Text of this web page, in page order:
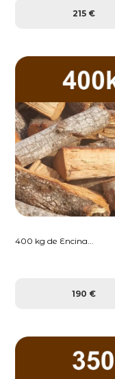
215 €
400 kg de Encina...
190 €